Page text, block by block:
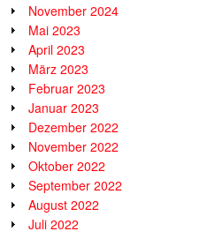
November 2024
Mai 2023
April 2023
März 2023
Februar 2023
Januar 2023
Dezember 2022
November 2022
Oktober 2022
September 2022
August 2022
Juli 2022